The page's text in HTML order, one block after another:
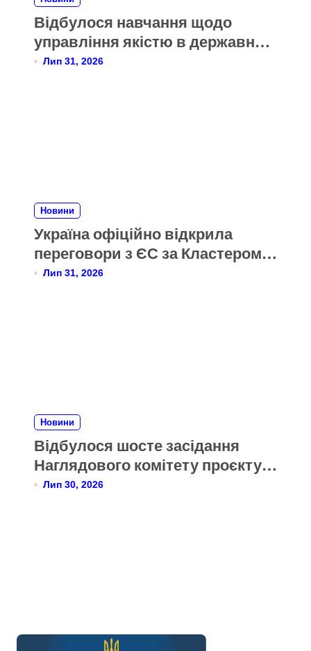
Відбулося навчання щодо
управління якістю в державних
органах України за моделлю
Лип 31, 2026
Новини
Україна офіційно відкрила
переговори з ЄС за Кластером 6
«Зовнішні відносини»
Лип 31, 2026
Новини
Відбулося шосте засідання
Наглядового комітету проєкту
Twinning для Міністерства
Лип 30, 2026